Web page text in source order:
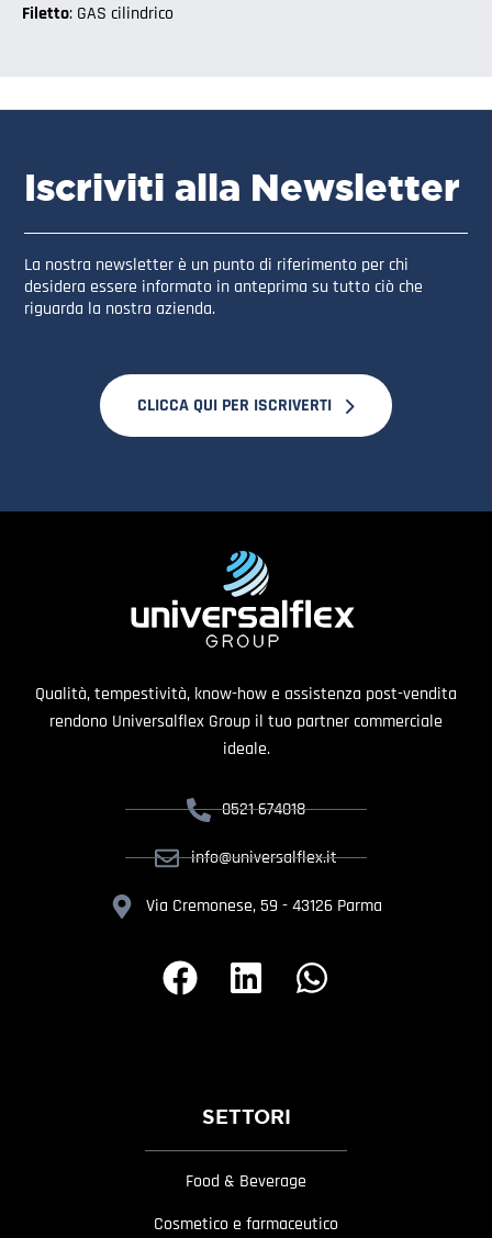
Filetto: GAS cilindrico
Iscriviti alla Newsletter
La nostra newsletter è un punto di riferimento per chi
desidera essere informato in anteprima su tutto ciò che
riguarda la nostra azienda.
CLICCA QUI PER ISCRIVERTI
Qualità, tempestività, know-how e assistenza post-vendita
rendono Universalflex Group il tuo partner commerciale
ideale.
0521 674018
info@universalflex.it
Via Cremonese, 59 - 43126 Parma
SETTORI
Food & Beverage
Cosmetico e farmaceutico